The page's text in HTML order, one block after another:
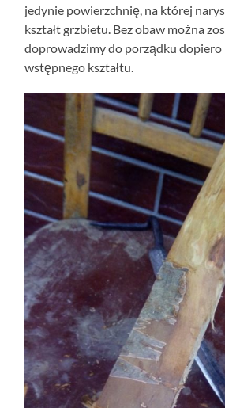
jedynie powierzchnię, na której
kształt grzbietu. Bez obaw można
doprowadzimy do porządku dopiero
wstępnego kształtu.